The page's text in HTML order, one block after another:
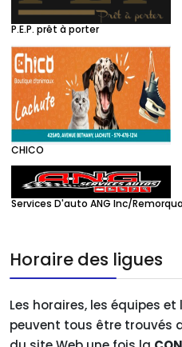
P.E.P. prêt à porter
CHICO
Services D'auto ANG Inc/
Horaire des ligues
Les horaires, les équipes
peuvent tous être trouvés